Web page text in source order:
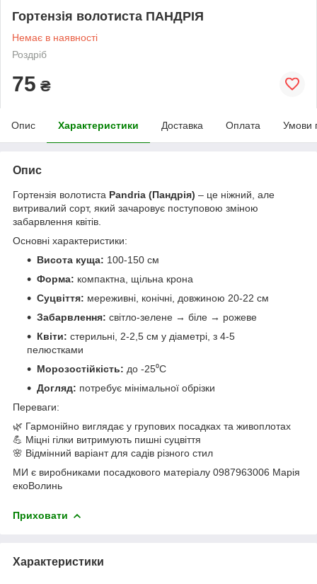
Гортензія волотиста ПАНДРІЯ
Немає в наявності
Роздріб
75 ₴
Опис Характеристики Доставка Оплата Умови
Опис
Гортензія волотиста Pandria (Пандрія) – це ніжний, але
витривалий сорт, який зачаровує поступовою зміною
забарвлення квітів.
Основні характеристики:
Висота куща: 100-150 см
Форма: компактна, щільна крона
Суцвіття: мереживні, конічні, довжиною 20-22 см
Забарвлення: світло-зелене → біле → рожеве
Квіти: стерильні, 2-2,5 см у діаметрі, з 4-5
пелюстками
Морозостійкість: до -25⁰C
Догляд: потребує мінімальної обрізки
Переваги:
🌿 Гармонійно виглядає у групових посадках та живоплотах
💪 Міцні гілки витримують пишні суцвіття
🌸 Відмінний варіант для садів різного стил
МИ є виробниками посадкового матеріалу 0987963006 Марія
екоВолинь
Приховати
Характеристики